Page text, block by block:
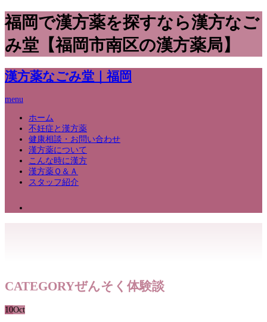
福岡で漢方薬を探すなら漢方なご
み堂【福岡市南区の漢方薬局】
漢方薬なごみ堂｜福岡
menu
ホーム
不妊症と漢方薬
健康相談・お問い合わせ
漢方薬について
こんな時に漢方
漢方薬Ｑ＆Ａ
スタッフ紹介
CATEGORYぜんそく体験談
10Oct